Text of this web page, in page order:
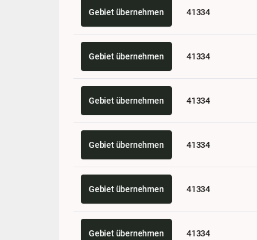
Gebiet übernehmen 41334
Gebiet übernehmen 41334
Gebiet übernehmen 41334
Gebiet übernehmen 41334
Gebiet übernehmen 41334
Gebiet übernehmen 41334